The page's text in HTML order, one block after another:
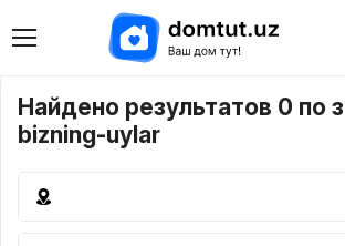
Найдено результатов 0 по
bizning-uylar